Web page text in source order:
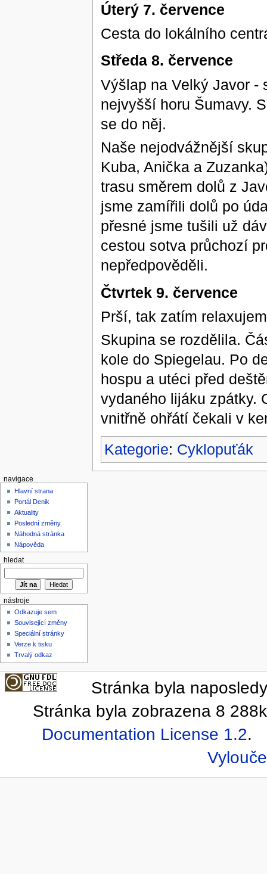
Úterý 7. července
Cesta do lokálního
Středa 8. července
Výšlap na Velký Javor -
nejvyšší horu Šumavy.
se do něj.
Naše nejodvážnější
Kuba, Anička a
trasu směrem dolů z
jsme zamířili dolů po
přesné jsme tušili už
cestou sotva průchozí
nepředpověděli.
Čtvrtek 9. července
Prší, tak zatím
Skupina se rozdělila.
kole do Spiegelau. Po
hospu a utéci před
vydaného lijáku zpátky.
vnitřně ohřátí čekali v
Kategorie: Cyklopuťák
navigace
Hlavní strana
Portál Denik
Aktuality
Poslední změny
Náhodná stránka
Nápověda
hledat
nástroje
Odkazuje sem
Související změny
Speciální stránky
Verze k tisku
Trvalý odkaz
Stránka byla
Stránka byla zobrazena 8
Documentation License 1.2.